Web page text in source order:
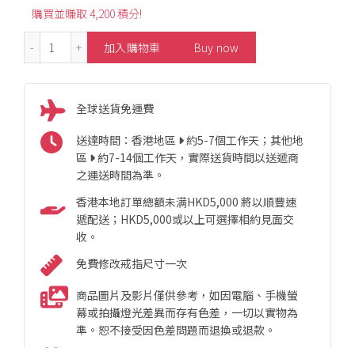
購買並賺取 4,200 積分!
0.75ct Santa Maria Aquamarine Diamond Half Eternity
加入購物車 Buy now
全球送貨免運費
送達時間：香港地區
約5-7個工作天；其他地
區
約7-14個工作天，實際送貨時間以送遞商
之運送時間為準。
香港本地訂單總額未满HKD5,000 將以順豐速
遞配送；HKD5,000或以上可選擇相約見面交
收。
免費修改戒指尺寸一次
商品圖片及影片僅供參考，如因電腦、手機螢
幕或拍攝燈光差異而存有色差，一切以實物為
準。恕不接受因色差問題而退換或退款。